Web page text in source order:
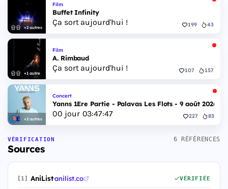
+2 autres
Film
Buffet Infinity
Ça sort aujourd'hui ! 199 43
+1 autre
Film
A. Rimbaud
Ça sort aujourd'hui ! 107 157
+2 autres
Concert
Yanns 1Ere Partie - Palavas Les Flots - 9 août 2026
00 jour 03:47:46 227 83
VÉRIFICATION
Sources
6 RÉFÉRENCES
[1] AniList·anilist.co VÉRIFIÉE